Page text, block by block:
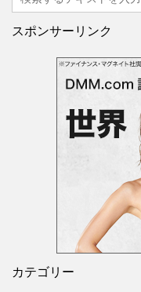
スポンサーリンク
カテゴリー